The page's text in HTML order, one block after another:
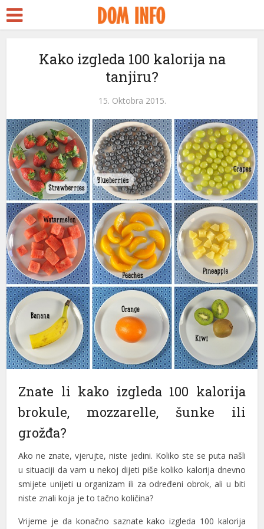
Kako izgleda 100 kalorija na
tanjiru?
15. Oktobra 2015.
Znate li kako izgleda 100 kalorija
brokule, mozzarelle, šunke ili
grožđa?
Ako ne znate, vjerujte, niste jedini. Koliko ste se puta našli
u situaciji da vam u nekoj dijeti piše koliko kalorija dnevno
smijete unijeti u organizam ili za određeni obrok, ali u biti
niste znali koja je to tačno količina?
Vrijeme je da konačno saznate kako izgleda 100 kalorija